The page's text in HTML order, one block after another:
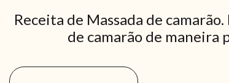
Receita de Massada de
de camarão de maneira